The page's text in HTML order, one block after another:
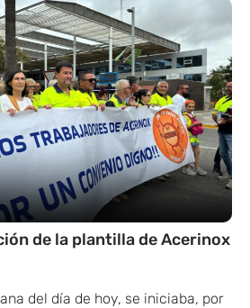
de la plantilla de Acerinox
del día de hoy, se iniciaba, por